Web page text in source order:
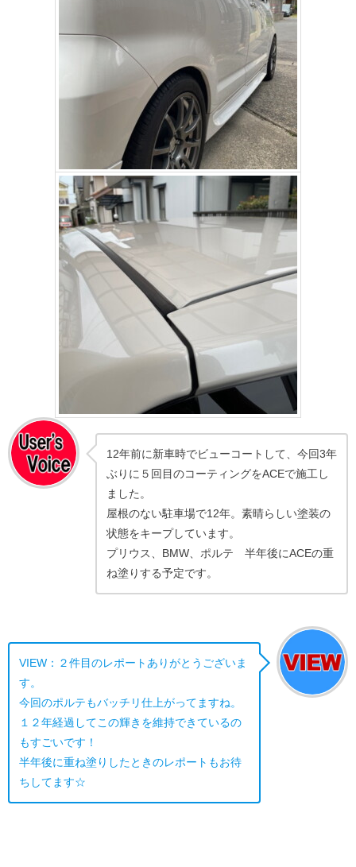
12年前に新車時でビューコートして、今回3年
ぶりに５回目のコーティングをACEで施工し
ました。
屋根のない駐車場で12年。素晴らしい塗装の
状態をキープしています。
プリウス、BMW、ポルテ 半年後にACEの重
ね塗りする予定です。
VIEW：２件目のレポートありがとうございま
す。
今回のポルテもバッチリ仕上がってますね。
１２年経過してこの輝きを維持できているの
もすごいです！
半年後に重ね塗りしたときのレポートもお待
ちしてます☆